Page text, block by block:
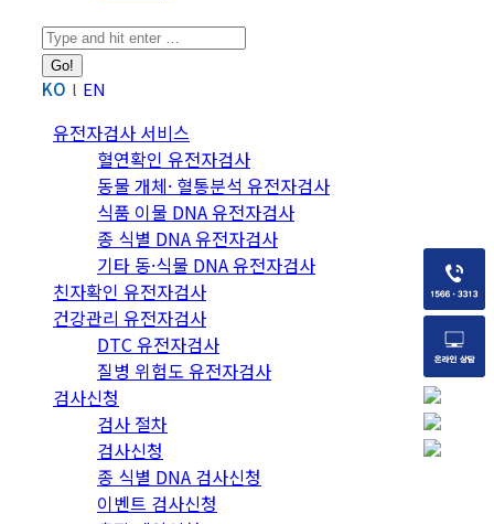
Search:
KO EN
유전자검사 서비스
혈연확인 유전자검사
동물 개체· 혈통분석 유전자검사
식품 이물 DNA 유전자검사
종 식별 DNA 유전자검사
기타 동·식물 DNA 유전자검사
친자확인 유전자검사
건강관리 유전자검사
DTC 유전자검사
질병 위험도 유전자검사
검사신청
검사 절차
검사신청
종 식별 DNA 검사신청
이벤트 검사신청